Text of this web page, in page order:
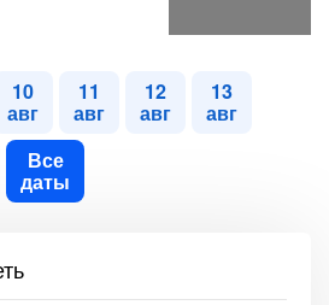
10
авг
11
авг
12
авг
13
авг
Все
даты